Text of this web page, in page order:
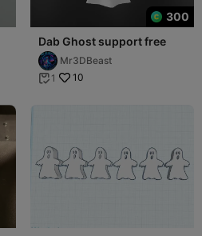
300
Dab Ghost support free
Mr3DBeast
 1 10